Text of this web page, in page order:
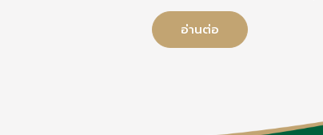
ให้สิทธิประโยชน์ดีดี
พยาบาลสมิติเวช ชลบุรี
มเติม พร้อมรับสิทธิ์ IV
ความต้องการ พร้อมมาตรฐานการรั
รายละเอียด
อ่านต่อ